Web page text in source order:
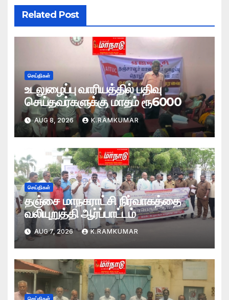
Related Post
செய்திகள்
உடலுழைப்பு வாரியத்தில் பதிவு
செய்தவர்களுக்கு மாதம் ரூ6000
AUG 8, 2026 K.RAMKUMAR
செய்திகள்
தஞ்சை மாநகராட்சி நிர்வாகத்தை
வலியுறுத்தி ஆர்ப்பாட்டம்
AUG 7, 2026 K.RAMKUMAR
செய்திகள்